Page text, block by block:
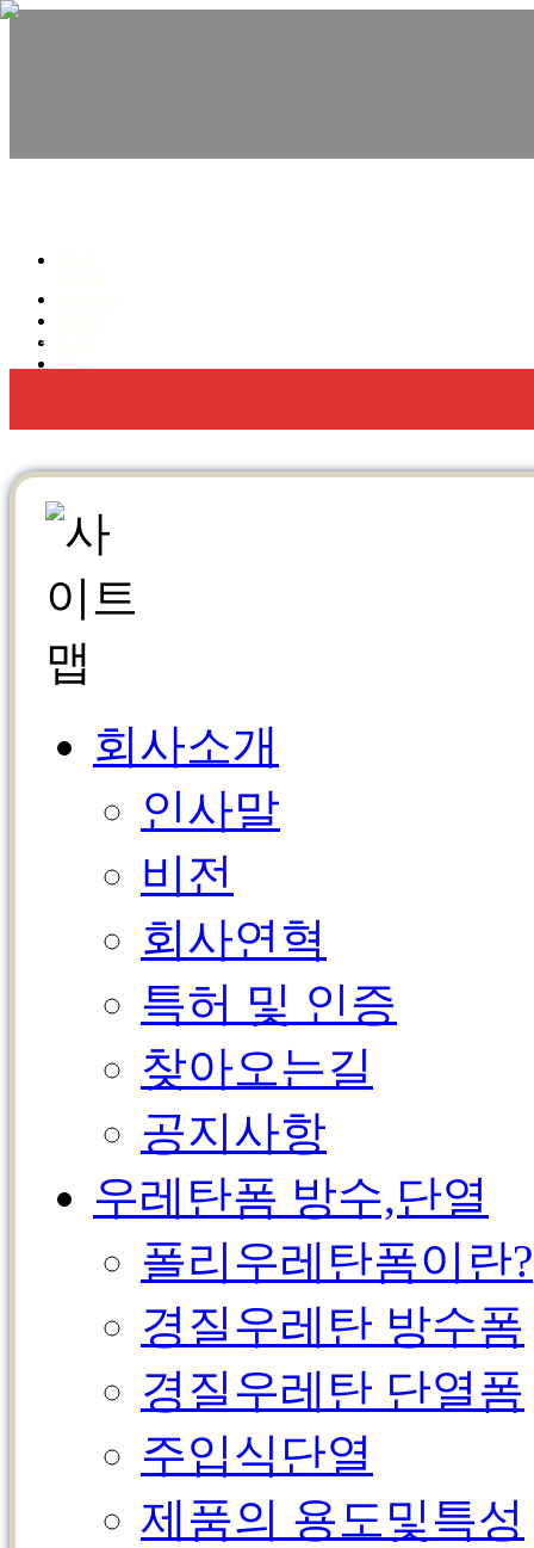
회사소개
회사소개
인사말
비전
회사연혁
특허 및 인증
찾아오는길
공지사항
우레탄폼 방수,단열
폴리우레탄폼이란?
경질우레탄 방수폼
경질우레탄 단열폼
주입식단열
제품의 용도및특성